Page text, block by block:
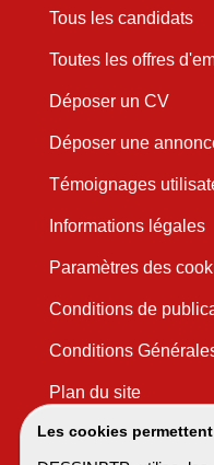
Les cookies
Tous les candidats
Toutes les offres
Déposer un CV
Déposer une
Témoignages
Informations légales
Paramètres des
Conditions de
Conditions
Plan du site